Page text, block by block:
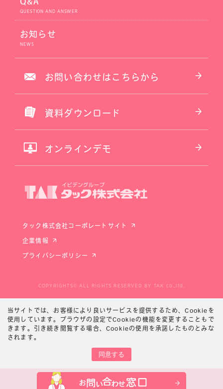
当サイトでは、お客様により良いサービスを提供するため、Cookieを
使用しています。ブラウザの設定でCookieの機能を変更することもで
きます。 引き続き閲覧する場合、Cookieの使用を承諾したものとみな
されます。
同意する
お知らせ
お問い合わせはこちらから
資料ダウンロード
オンラインデモ
タック株式会社コーポレートサイト
企業情報
プライバシーポリシー
COPYRIGHTS© ALL RIGHTS RESERVED BY TAK co.,ltd.